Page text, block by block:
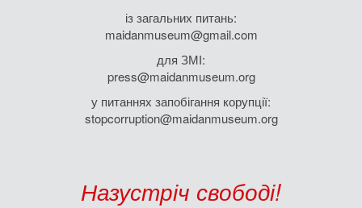
із загальних питань:
maidanmuseum@gmail.com
для ЗМІ:
press@maidanmuseum.org
у питаннях запобігання корупції:
stopcorruption@maidanmuseum.org
Назустріч свободі!